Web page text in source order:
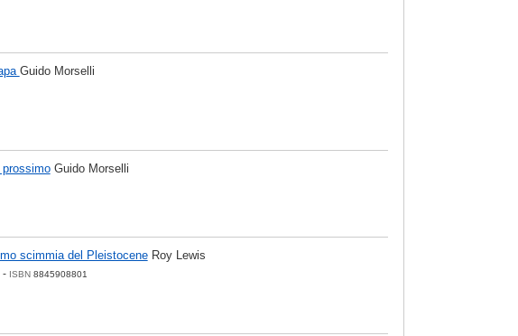
Guido Morselli
Guido Morselli
scimmia del Pleistocene Roy Lewis
- ISBN 8845908801